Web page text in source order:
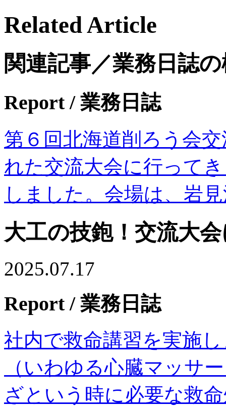
Related Article
関連記事／業務日誌
Report/ 業務日誌
第６回北海道削ろう会
れた交流大会に行って
しました。会場は、岩
大工の技鉋！交流大
2025.07.17
Report/ 業務日誌
社内で救命講習を実施
（いわゆる心臓マッサ
ざという時に必要な救